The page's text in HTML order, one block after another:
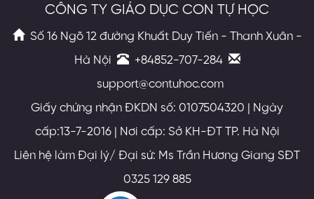
CÔNG TY GIÁO DỤC CON TỰ HỌC
Số 16 Ngõ 12 đường Khuất Duy Tiến - Thanh Xuân -
Hà Nội
+84852-707-284
support@contuhoc.com
Giấy chứng nhận ĐKDN số: 0107504320 | Ngày
cấp:13-7-2016 | Nơi cấp: Sở KH-ĐT TP. Hà Nội
Liên hệ làm Đại lý/ Đại sứ: Ms Trần Hương Giang SĐT
0325 129 885